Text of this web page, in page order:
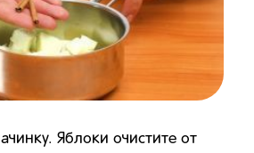
Яблоки очистите от